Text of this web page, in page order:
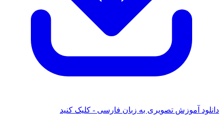
دانلود آموزش تصویری به زبان فارسی - کلیک کنید